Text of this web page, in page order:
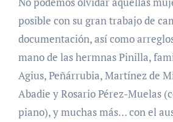
posible con su gran trabajo de
documentación, así como
mano de las hermnas Pinilla,
Agius, Peñárrubia, Martínez de
Abadie y Rosario Pérez-Muelas
piano), y muchas más… con el